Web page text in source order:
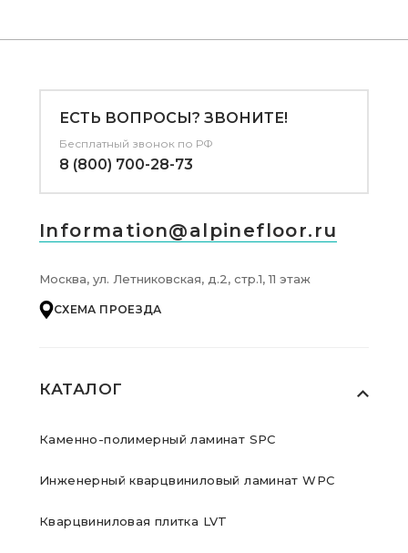
КАТАЛОГ
Каменно-полимерный ламинат SPC
Инженерный кварцвиниловый ламинат WPC
Кварцвиниловая плитка LVT
ЕСТЬ ВОПРОСЫ? ЗВОНИТЕ!
Бесплатный звонок по РФ
8 (800) 700-28-73
Information@alpinefloor.ru
Москва, ул. Летниковская, д.2, стр.1, 11 этаж
СХЕМА ПРОЕЗДА